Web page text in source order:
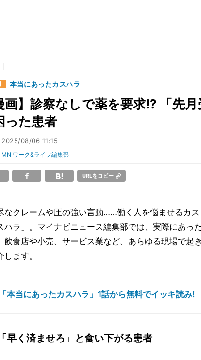
本当にあったカスハラ
画】診察なしで薬を要求!? 「先
った患者
2025/08/06 11:15
MN ワーク&ライフ編集部
URLをコピー
なクレームや圧の強い言動……働く人を悩ませるカ
ハラ」。マイナビニュース編集部では、実際にあっ
飲食店や小売、サービス業など、あらゆる現場で起
します。
本当にあったカスハラ」1話から無料でイッキ読み!
早く済ませろ」と食い下がる患者